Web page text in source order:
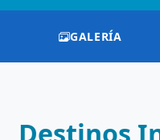
GALERÍA